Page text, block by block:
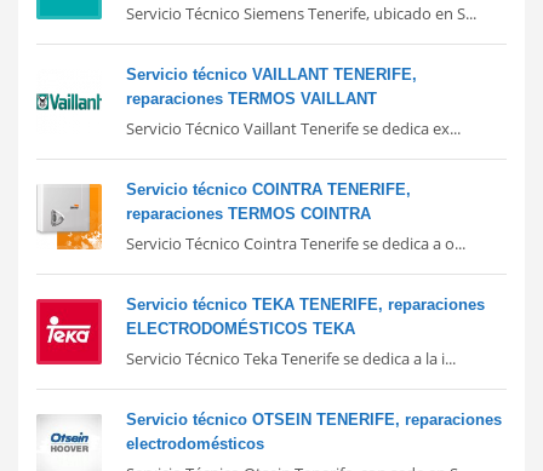
Servicio Técnico Siemens Tenerife, ubicado en S...
Servicio técnico VAILLANT TENERIFE,
reparaciones TERMOS VAILLANT
Servicio Técnico Vaillant Tenerife se dedica ex...
Servicio técnico COINTRA TENERIFE,
reparaciones TERMOS COINTRA
Servicio Técnico Cointra Tenerife se dedica a o...
Servicio técnico TEKA TENERIFE, reparaciones
ELECTRODOMÉSTICOS TEKA
Servicio Técnico Teka Tenerife se dedica a la i...
Servicio técnico OTSEIN TENERIFE, reparaciones
electrodomésticos